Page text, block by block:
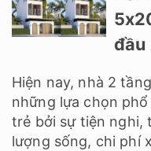
đầu
Hiện nay, nhà 2
những lựa chọn
trẻ bởi sự tiện nghi,
lượng sống, chi phí